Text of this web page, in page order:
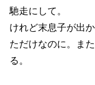
馳走にして。
けれど末息子が出
ただけなのに。ま
る。